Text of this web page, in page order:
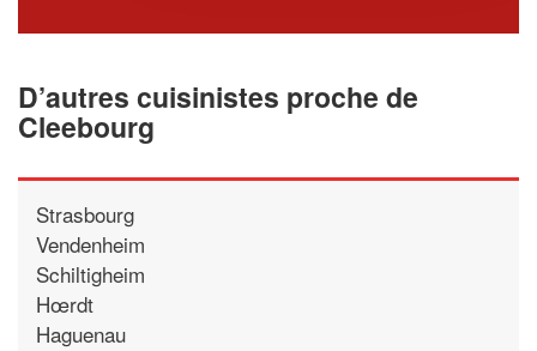
D’autres cuisinistes proche de
Cleebourg
Strasbourg
Vendenheim
Schiltigheim
Hœrdt
Haguenau